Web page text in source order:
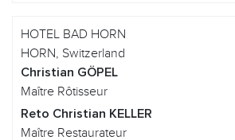
HOTEL BAD HORN
HORN, Switzerland
Christian GÖPEL
Maître Rôtisseur
Reto Christian KELLER
Maître Restaurateur